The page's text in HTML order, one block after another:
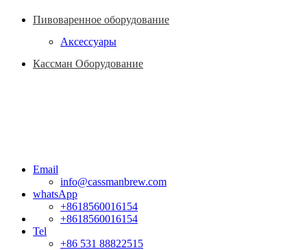
Пивоваренное оборудование
Аксессуары
Кассман Оборудование
Email
info@cassmanbrew.com
whatsApp
+8618560016154
+8618560016154
Tel
+86 531 88822515